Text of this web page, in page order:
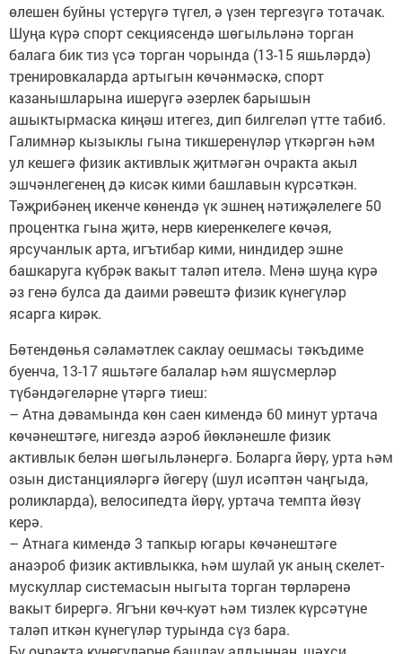
өлешен буйны үстерүгә түгел, ә үзен тергезүгә тотачак.
Шуңа күрә спорт секциясендә шөгыльләнә торган
балага бик тиз үсә торган чорында (13-15 яшьләрдә)
тренировкаларда артыгын көчәнмәскә, спорт
казанышларына ишерүгә әзерлек барышын
ашыктырмаска киңәш итегез, дип билгеләп үтте табиб.
Галимнәр кызыклы гына тикшеренүләр үткәргән һәм
ул кешегә физик активлык җитмәгән очракта акыл
эшчәнлегенең дә кисәк кими башлавын күрсәткән.
Тәҗрибәнең икенче көнендә үк эшнең нәтиҗәлелеге 50
процентка гына җитә, нерв киеренкелеге көчәя,
ярсучанлык арта, игътибар кими, ниндидер эшне
башкаруга күбрәк вакыт таләп ителә. Менә шуңа күрә
әз генә булса да даими рәвештә физик күнегүләр
ясарга кирәк.
Бөтендөнья сәламәтлек саклау оешмасы тәкъдиме
буенча, 13-17 яшьтәге балалар һәм яшүсмерләр
түбәндәгеләрне үтәргә тиеш:
– Атна дәвамында көн саен кимендә 60 минут уртача
көчәнештәге, нигездә аэроб йөкләнешле физик
активлык белән шөгыльләнергә. Боларга йөрү, урта һәм
озын дистанцияләргә йөгерү (шул исәптән чаңгыда,
роликларда), велосипедта йөрү, уртача темпта йөзү
керә.
– Атнага кимендә 3 тапкыр югары көчәнештәге
анаэроб физик активлыкка, һәм шулай ук аның скелет-
мускуллар системасын ныгыта торган төрләренә
вакыт бирергә. Ягъни көч-куәт һәм тизлек күрсәтүне
таләп иткән күнегүләр турында сүз бара.